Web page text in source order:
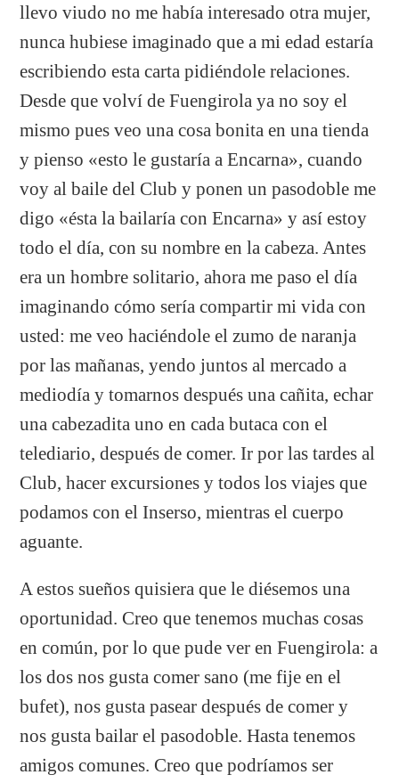
llevo viudo no me había interesado otra mujer,
nunca hubiese imaginado que a mi edad estaría
escribiendo esta carta pidiéndole relaciones.
Desde que volví de Fuengirola ya no soy el
mismo pues veo una cosa bonita en una tienda
y pienso «esto le gustaría a Encarna», cuando
voy al baile del Club y ponen un pasodoble me
digo «ésta la bailaría con Encarna» y así estoy
todo el día, con su nombre en la cabeza. Antes
era un hombre solitario, ahora me paso el día
imaginando cómo sería compartir mi vida con
usted: me veo haciéndole el zumo de naranja
por las mañanas, yendo juntos al mercado a
mediodía y tomarnos después una cañita, echar
una cabezadita uno en cada butaca con el
telediario, después de comer. Ir por las tardes al
Club, hacer excursiones y todos los viajes que
podamos con el Inserso, mientras el cuerpo
aguante.
A estos sueños quisiera que le diésemos una
oportunidad. Creo que tenemos muchas cosas
en común, por lo que pude ver en Fuengirola: a
los dos nos gusta comer sano (me fije en el
bufet), nos gusta pasear después de comer y
nos gusta bailar el pasodoble. Hasta tenemos
amigos comunes. Creo que podríamos ser